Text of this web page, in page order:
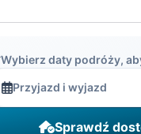
Wybierz daty podróży,
Przyjazd i wyjazd
Sprawdź